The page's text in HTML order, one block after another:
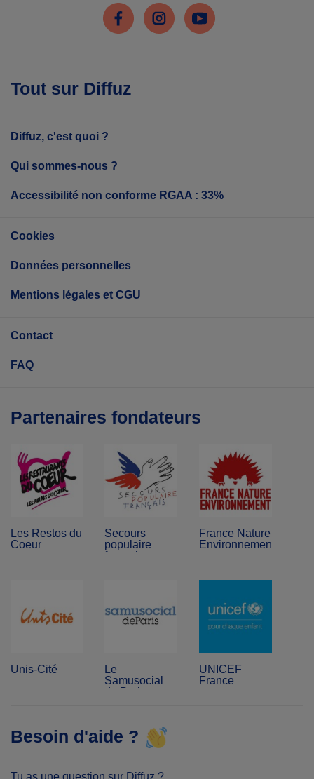
FacebookInstagramYoutube
Tout sur Diffuz
Diffuz, c'est quoi ?
Qui sommes-nous ?
Accessibilité non conforme RGAA : 33%
Cookies
Données personnelles
Mentions légales et CGU
Contact
FAQ
Partenaires fondateurs
Les Restos du
Coeur
Secours
populaire
français
France Nature
Environnement
Unis-Cité
Le
Samusocial
de Paris
UNICEF
France
Besoin d'aide ?
Tu as une question sur Diffuz ?